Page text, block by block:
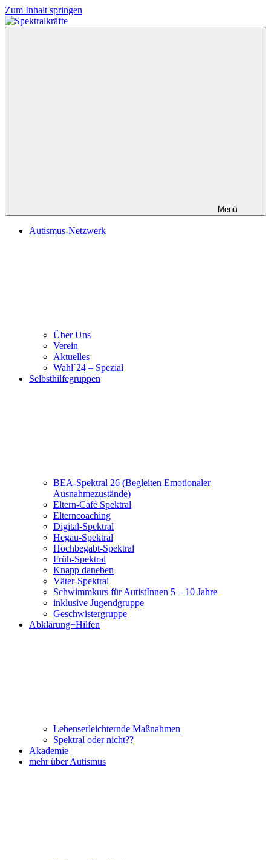
Zum Inhalt springen
Menü
Autismus-Netzwerk
Über Uns
Verein
Aktuelles
Wahl´24 – Spezial
Selbsthilfegruppen
BEA-Spektral 26 (Begleiten Emotionaler
Ausnahmezustände)
Eltern-Café Spektral
Elterncoaching
Digital-Spektral
Hegau-Spektral
Hochbegabt-Spektral
Früh-Spektral
Knapp daneben
Väter-Spektral
Schwimmkurs für AutistInnen 5 – 10 Jahre
inklusive Jugendgruppe
Geschwistergruppe
Abklärung+Hilfen
Lebenserleichternde Maßnahmen
Spektral oder nicht??
Akademie
mehr über Autismus